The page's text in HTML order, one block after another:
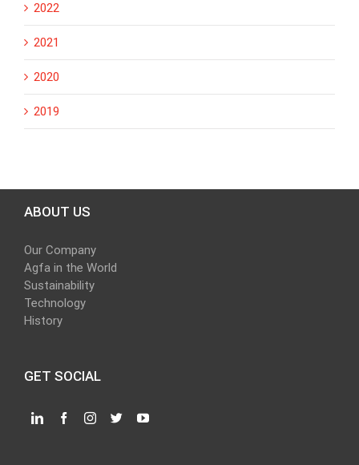
2022
2021
2020
2019
ABOUT US
Our Company
Agfa in the World
Sustainability
Technology
History
GET SOCIAL